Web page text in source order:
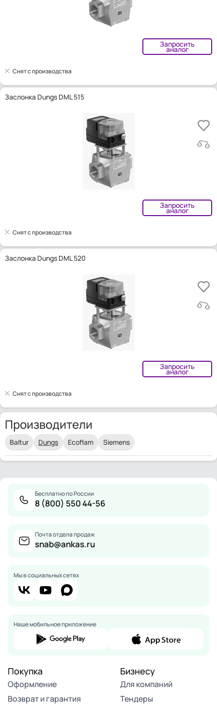
Запросить
аналог
Снят с производства
Заслонка Dungs DML 515
Запросить
аналог
Снят с производства
Заслонка Dungs DML 520
Запросить
аналог
Снят с производства
Производители
Baltur Dungs Ecoflam Siemens
Бесплатно по России
8 (800) 550 44-56
Почта отдела продаж
snab@ankas.ru
Мы в социальных сетях
Наше мобильное приложение
Покупка
Оформление
Возврат и гарантия
Бизнесу
Для компаний
Тендеры